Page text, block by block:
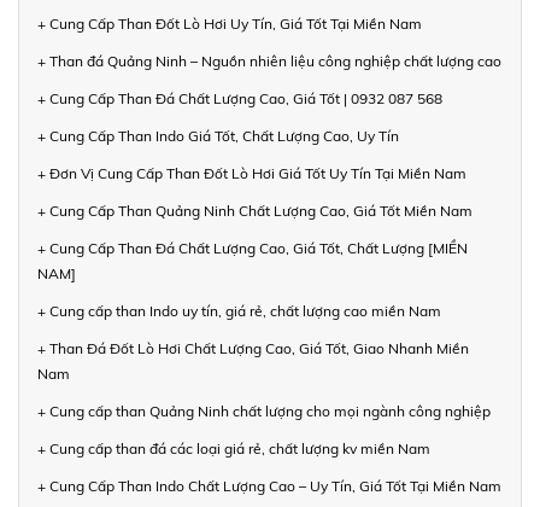
+ Cung Cấp Than Đốt Lò Hơi Uy Tín, Giá Tốt Tại Miền Nam
+ Than đá Quảng Ninh – Nguồn nhiên liệu công nghiệp chất lượng cao
+ Cung Cấp Than Đá Chất Lượng Cao, Giá Tốt | 0932 087 568
+ Cung Cấp Than Indo Giá Tốt, Chất Lượng Cao, Uy Tín
+ Đơn Vị Cung Cấp Than Đốt Lò Hơi Giá Tốt Uy Tín Tại Miền Nam
+ Cung Cấp Than Quảng Ninh Chất Lượng Cao, Giá Tốt Miền Nam
+ Cung Cấp Than Đá Chất Lượng Cao, Giá Tốt, Chất Lượng [MIỀN
NAM]
+ Cung cấp than Indo uy tín, giá rẻ, chất lượng cao miền Nam
+ Than Đá Đốt Lò Hơi Chất Lượng Cao, Giá Tốt, Giao Nhanh Miền
Nam
+ Cung cấp than Quảng Ninh chất lượng cho mọi ngành công nghiệp
+ Cung cấp than đá các loại giá rẻ, chất lượng kv miền Nam
+ Cung Cấp Than Indo Chất Lượng Cao – Uy Tín, Giá Tốt Tại Miền Nam